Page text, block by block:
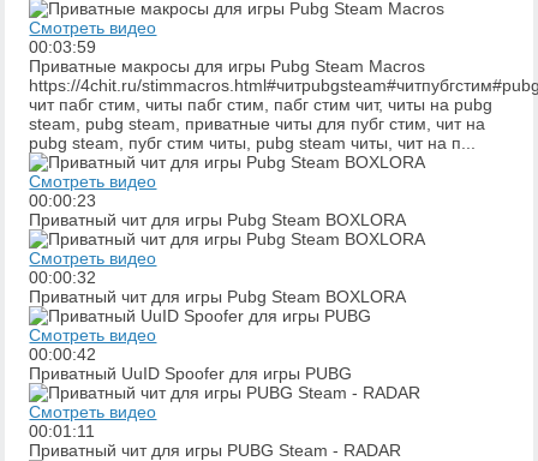
Смотреть видео
00:03:59
Приватные макросы для игры Pubg Steam Macros
https://4chit.ru/
чит пабг стим, читы пабг стим, пабг стим чит, читы на pubg
steam, pubg steam, приватные читы для пубг стим, чит на
pubg steam, пубг стим читы, pubg steam читы, чит на п...
Смотреть видео
00:00:23
Приватный чит для игры Pubg Steam BOXLORA
Смотреть видео
00:00:32
Приватный чит для игры Pubg Steam BOXLORA
Смотреть видео
00:00:42
Приватный UuID Spoofer для игры PUВG
Смотреть видео
00:01:11
Приватный чит для игры PUBG Steam - RADAR